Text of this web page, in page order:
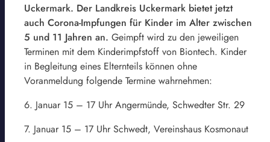
Uckermark. Der Landkreis Uckermark bietet jetzt
auch Corona-Impfungen für Kinder im Alter zwischen
5 und 11 Jahren an. Geimpft wird zu den jeweiligen
Terminen mit dem Kinderimpfstoff von Biontech. Kinder
in Begleitung eines Elternteils können ohne
Voranmeldung folgende Termine wahrnehmen:
6. Januar 15 – 17 Uhr Angermünde, Schwedter Str. 29
7. Januar 15 – 17 Uhr Schwedt, Vereinshaus Kosmonaut